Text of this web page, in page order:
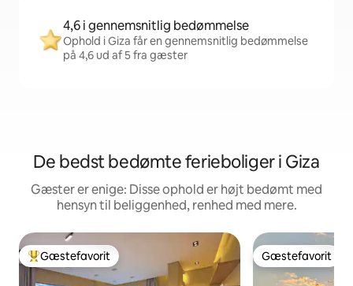
4,6 i gennemsnitlig bedømmelse
Ophold i Giza får en gennemsnitlig bedømmelse
på 4,6 ud af 5 fra gæster
De bedst bedømte ferieboliger i Giza
Gæster er enige: Disse ophold er højt bedømt med
hensyn til beliggenhed, renhed med mere.
Bedste gæstefavorit
Gæstefavorit Gæstefavorit
Gæstefavorit